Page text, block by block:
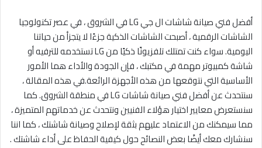
أفضل فني صيانة شاشات ال جي LG في الشروق ، في عصر تكنولوجيا
الشاشات الرقمية ، أصبحت الشاشات الذكية جزءًا لا يتجزأ من حياتنا
اليومية. سواء كنت تمتلك تلفزيونًا ذكيًا من LG تستخدمه للترفيه أو
شاشة كمبيوتر مهمة في مكتبك ، فإن الجودة والأداء هما الأمور
الأساسية التي نتوقعها من هذه الأجهزة الرائعة.في هذه المقالة ،
سنتحدث عن أفضل فني صيانة شاشات LG في منطقة الشروق. كما
سنستعرض معايير اختيار هؤلاء الفنيين ونتحدث عن خدماتهم المتميزة ،
مما سيمكنك من الاعتماد عليهم بثقة لإصلاح وصيانة شاشتك ، كما اننا
سنشارك معك أيضًا بعض النصائح حول كيفية الحفاظ على أداء شاشتك .